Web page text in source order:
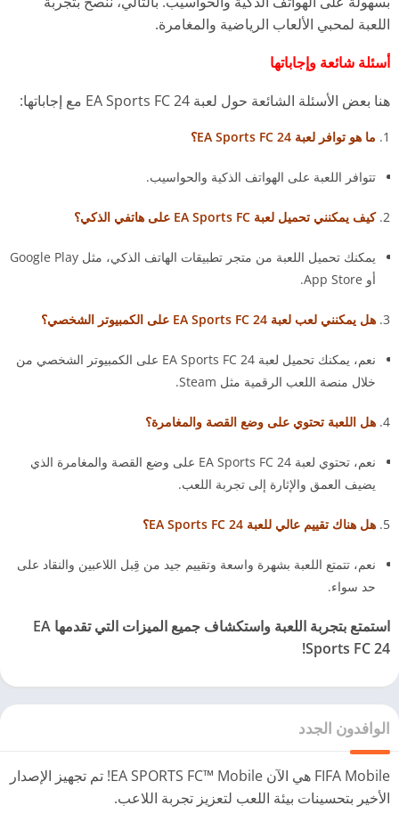
اللعبة لمحبي الألعاب الرياضية والمغامرة.
أسئلة شائعة وإجاباتها
هنا بعض الأسئلة الشائعة حول لعبة EA Sports FC 24 مع إجاباتها:
ما هو توافر لعبة EA Sports FC 24؟
تتوافر اللعبة على الهواتف الذكية والحواسيب.
كيف يمكنني تحميل لعبة EA Sports FC على هاتفي الذكي؟
يمكنك تحميل اللعبة من متجر تطبيقات الهاتف الذكي، مثل Google Play
أو App Store.
هل يمكنني لعب لعبة EA Sports FC 24 على الكمبيوتر الشخصي؟
نعم، يمكنك تحميل لعبة EA Sports FC 24 على الكمبيوتر الشخصي من
خلال منصة اللعب الرقمية مثل Steam.
هل اللعبة تحتوي على وضع القصة والمغامرة؟
نعم، تحتوي لعبة EA Sports FC 24 على وضع القصة والمغامرة الذي
يضيف العمق والإثارة إلى تجربة اللعب.
هل هناك تقييم عالي للعبة EA Sports FC 24؟
نعم، تتمتع اللعبة بشهرة واسعة وتقييم جيد من قِبل اللاعبين والنقاد على
حد سواء.
استمتع بتجربة اللعبة واستكشاف جميع الميزات التي تقدمها EA
Sports FC 24!
الوافدون الجدد
FIFA Mobile هي الآن EA SPORTS FC™ Mobile! تم تجهيز الإصدار
الأخير بتحسينات بيئة اللعب لتعزيز تجربة اللاعب.